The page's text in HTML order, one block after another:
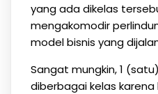
yang ada dikelas
mengakomodir
model bisnis yang
Sangat mungkin, 1
diberbagai kelas